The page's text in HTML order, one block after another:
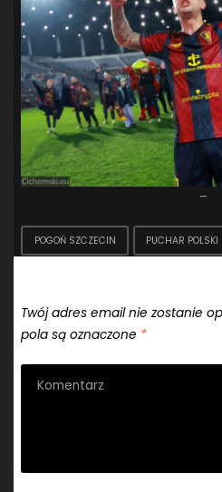
–
POGOŃ SZCZECIN PUCHAR POLSKI
Twój adres email nie zostanie
pola są oznaczone *